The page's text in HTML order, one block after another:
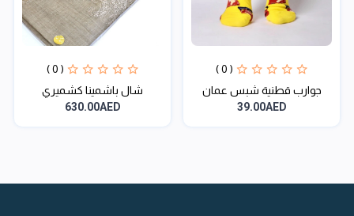
( 0 )
جوارب قطنية شبس عمان
39.00AED
( 0 )
شال باشمينا كشميري
630.00AED